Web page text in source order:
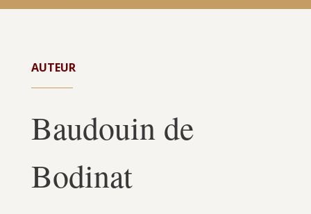
AUTEUR
Baudouin de
Bodinat